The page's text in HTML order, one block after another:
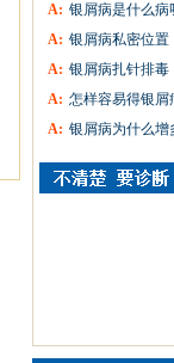
A: 银屑病是什么病
A: 银屑病私密位置
A: 银屑病扎针排毒
A: 怎样容易得银屑
A: 银屑病为什么增